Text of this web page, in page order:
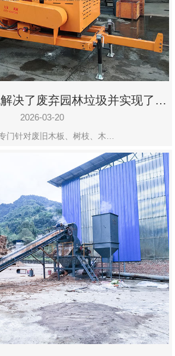
决了废弃园林垃圾并实现了再
利用
2026-03-20
门针对废旧木板、树枝、木…